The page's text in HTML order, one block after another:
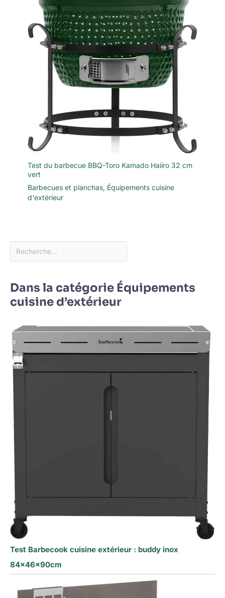
Test du barbecue BBQ-Toro Kamado Haiiro 32 cm
vert
Barbecues et planchas, Équipements cuisine
d'extérieur
Dans la catégorie Équipements
cuisine d’extérieur
Test Barbecook cuisine extérieur : buddy inox
84x46x90cm